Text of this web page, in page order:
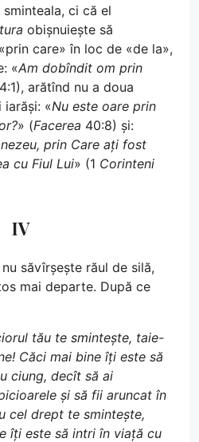
ci că el
obișnuiește să
care» în loc de «de la»,
«Am dobîndit om prin
4:1), arătînd nu a doua
iarăși: «Nu este oare prin
» (Facerea 40:8) și:
prin Care ați fost
cu Fiul Lui» (1 Corinteni
IV
săvîrșește răul de silă,
mai departe. După ce
tău te smintește, taie-
Căci mai bine îți este să
ciung, decît să ai
și să fii aruncat în
cel drept te smintește,
îți este să intri în viață cu